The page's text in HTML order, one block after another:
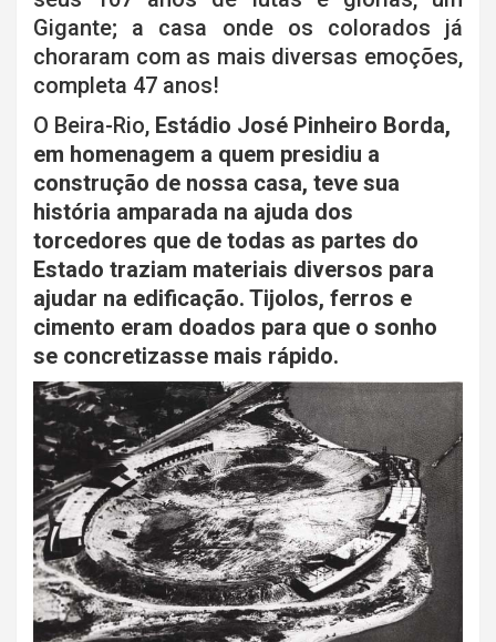
Gigante; a casa onde os colorados já
choraram com as mais diversas emoções,
completa 47 anos!
O Beira-Rio, Estádio José Pinheiro Borda,
em homenagem a quem presidiu a
construção de nossa casa, teve sua
história amparada na ajuda dos
torcedores que de todas as partes do
Estado traziam materiais diversos para
ajudar na edificação. Tijolos, ferros e
cimento eram doados para que o sonho
se concretizasse mais rápido.